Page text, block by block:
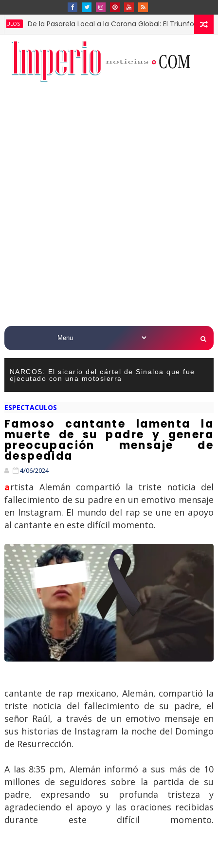
la Pasarela Local a la Corona Global: El Triunfo de Fátima
NARCOS: El sicario del cártel de Sinaloa que fue
ejecutado con una motosierra
ESPECTACULOS
Famoso cantante lamenta la
muerte de su padre y genera
preocupación mensaje de
despedida
4/06/2024
artista Alemán compartió la triste noticia del
fallecimiento de su padre en un emotivo mensaje
en Instagram. El mundo del rap se une en apoyo
al cantante en este difícil momento.
cantante de rap mexicano, Alemán, compartió la
triste noticia del fallecimiento de su padre, el
señor Raúl, a través de un emotivo mensaje en
sus historias de Instagram la noche del Domingo
de Resurrección.
A las 8:35 pm, Alemán informó a sus más de 10
millones de seguidores sobre la partida de su
padre, expresando su profunda tristeza y
agradeciendo el apoyo y las oraciones recibidas
durante este difícil momento.